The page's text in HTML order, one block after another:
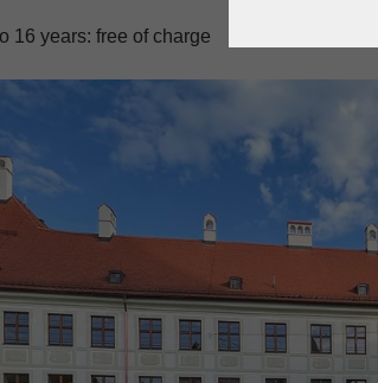
16 years: free of charge